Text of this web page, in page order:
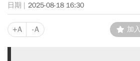
2025-08-18 16:30
+A -A 加